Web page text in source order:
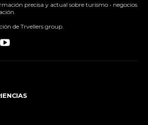
precisa y actual sobre turismo • negocios
de Trvellers group.